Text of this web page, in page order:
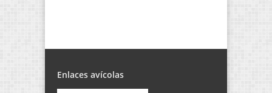
Enlaces avícolas